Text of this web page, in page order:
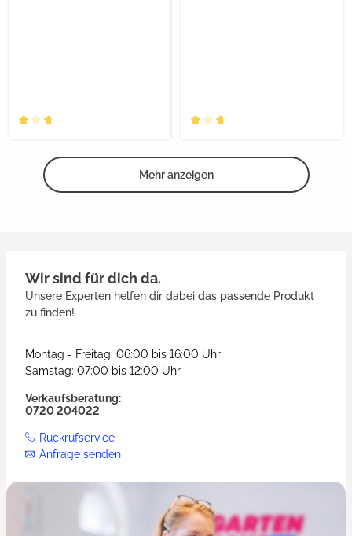
Mehr anzeigen
Wir sind für dich da.
Unsere Experten helfen dir dabei das passende Produkt
zu finden!
Montag - Freitag: 06:00 bis 16:00 Uhr
Samstag: 07:00 bis 12:00 Uhr
Verkaufsberatung:
0720 204022
Rückrufservice
Anfrage senden